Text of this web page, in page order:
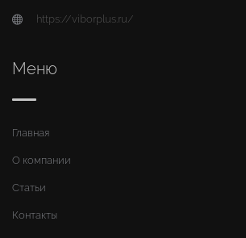
https://viborplus.ru/
Меню
Главная
О компании
Статьи
Контакты